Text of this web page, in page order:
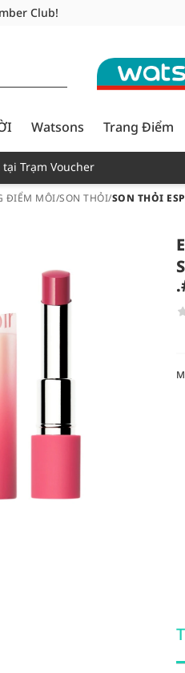
Club!
hàng từ 249,000Đ
khu vực TP. Hồ Chí Minh
Watsons Trang Điểm
Trạm Voucher
ĐIỂM MÔI/SON THỎI/SON THỎI